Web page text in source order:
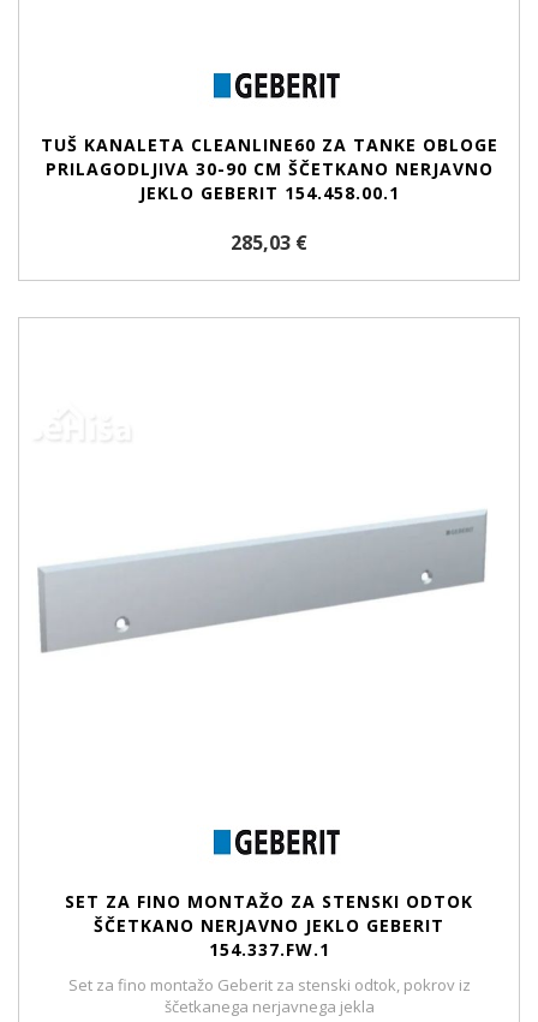
TUŠ KANALETA CLEANLINE60 ZA TANKE OBLOGE
PRILAGODLJIVA 30-90 CM ŠČETKANO NERJAVNO
JEKLO GEBERIT 154.458.00.1
285,03 €
SET ZA FINO MONTAŽO ZA STENSKI ODTOK
ŠČETKANO NERJAVNO JEKLO GEBERIT
154.337.FW.1
Set za fino montažo Geberit za stenski odtok, pokrov iz
ščetkanega nerjavnega jekla